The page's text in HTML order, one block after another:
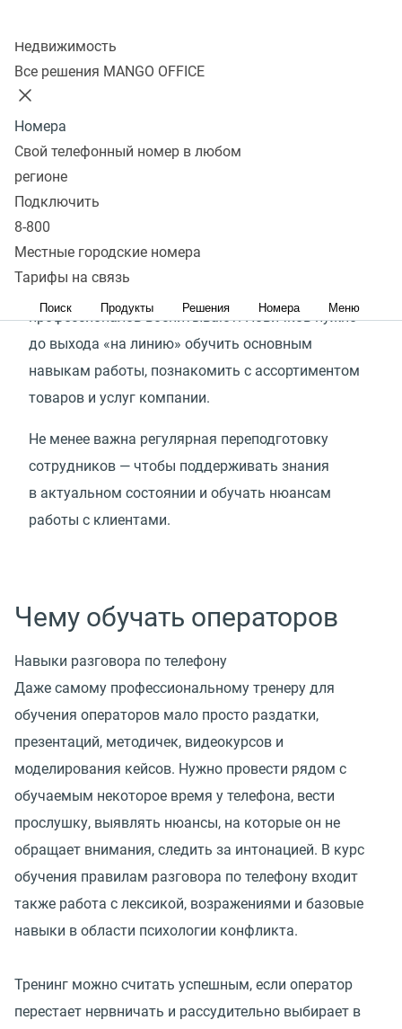
Недвижимость
Все решения MANGO OFFICE
Номера
Свой телефонный номер в любом
регионе
Подключить
8-800
Местные городские номера
Тарифы на связь
Поиск Продукты Решения Номера Меню
колл-центра
Операторы находятся на переднем крае работы
Обновление штата в колл-центре происходит
постоянно — на смену ушедшим приходят новые
сотрудники, опыт и знания которых часто близки
к нулю. Профессионалами не рождаются —
профессионалов воспитывают. Новичков нужно
до выхода «на линию» обучить основным
навыкам работы, познакомить с ассортиментом
товаров и услуг компании.
Не менее важна регулярная переподготовку
сотрудников — чтобы поддерживать знания
в актуальном состоянии и обучать нюансам
работы с клиентами.
Чему обучать операторов
Навыки разговора по телефону
Даже самому профессиональному тренеру для
обучения операторов мало просто раздатки,
презентаций, методичек, видеокурсов и
моделирования кейсов. Нужно провести рядом с
обучаемым некоторое время у телефона, вести
прослушку, выявлять нюансы, на которые он не
обращает внимания, следить за интонацией. В курс
обучения правилам разговора по телефону входит
также работа с лексикой, возражениями и базовые
навыки в области психологии конфликта.
Тренинг можно считать успешным, если оператор
перестает нервничать и рассудительно выбирает в